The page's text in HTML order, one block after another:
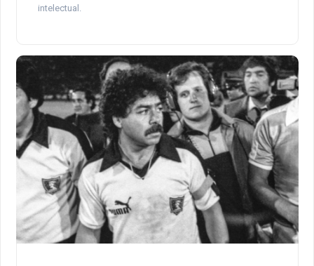
intelectual.